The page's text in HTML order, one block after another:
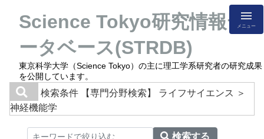
Science Tokyo研究情報デ
ータベース(STRDB)
東京科学大学（Science Tokyo）の主に理工学系研究者の研究成果
を公開しています。
メニュー
検索条件
【専門分野検索】 ライフサイエンス ＞
神経機能学
検索する